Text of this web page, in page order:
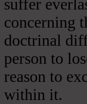
suffer
concerning
doctrinal
person to
reason to
within it.